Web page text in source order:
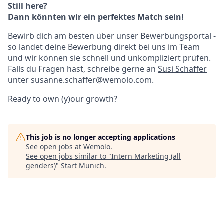
Still here?
Dann könnten wir ein perfektes Match sein!
Bewirb dich am besten über unser Bewerbungsportal -
so landet deine Bewerbung direkt bei uns im Team
und wir können sie schnell und unkompliziert prüfen.
Falls du Fragen hast, schreibe gerne an Susi Schaffer
unter susanne.schaffer@wemolo.com.
Ready to own (y)our growth?
This job is no longer accepting applications
See open jobs at Wemolo.
See open jobs similar to "Intern Marketing (all
genders)" Start Munich.